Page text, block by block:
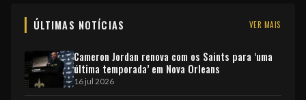
ÚLTIMAS NOTÍCIAS VER MAIS
Cameron Jordan renova com os Saints para ‘uma
última temporada’ em Nova Orleans
16 jul 2026